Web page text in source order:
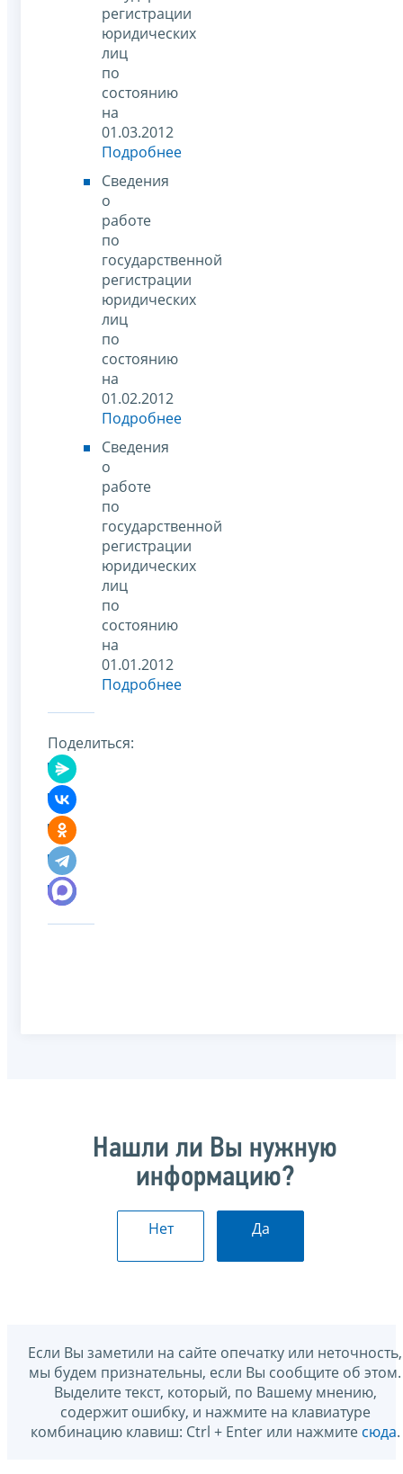
регистрации
юридических
лиц
по
состоянию
на
01.03.2012
Подробнее
Сведения
о
работе
по
государственной
регистрации
юридических
лиц
по
состоянию
на
01.02.2012
Подробнее
Сведения
о
работе
по
государственной
регистрации
юридических
лиц
по
состоянию
на
01.01.2012
Подробнее
Поделиться:
Нашли ли Вы нужную
информацию?
Нет Да
Если Вы заметили на сайте опечатку или неточность,
мы будем признательны, если Вы сообщите об этом.
Выделите текст, который, по Вашему мнению,
содержит ошибку, и нажмите на клавиатуре
комбинацию клавиш: Ctrl + Enter или нажмите сюда.